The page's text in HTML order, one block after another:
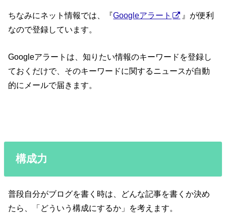
ちなみにネット情報では、『Googleアラート
』が便利
なので登録しています。
Googleアラートは、知りたい情報のキーワードを登録し
ておくだけで、そのキーワードに関するニュースが自動
的にメールで届きます。
構成力
普段自分がブログを書く時は、どんな記事を書くか決め
たら、「どういう構成にするか」を考えます。